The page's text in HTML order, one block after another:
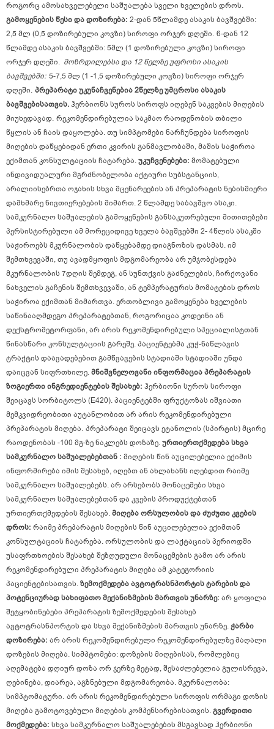
როგორც ამოსახველებელი საშუალება სველი ხველების დროს.
გამოყენების წესი და დოზირება: 2-დან 5წლამდე ასაკის ბავშვებში:
2,5 მლ (0,5 დოზირებული კოვზი) სიროფი ორჯერ დღეში. 6-დან 12
წლამდე ასაკის ბავშვებში: 5მლ (1 დოზირებული კოვზი) სიროფი
ორჯერ დღეში. მოზრდილებსა და 12 წელზე უფროსი ასაკის
ბავშვებში: 5-7,5 მლ (1 -1,5 დოზირებული კოვზი) სიროფი ორჯერ
დღეში. პრეპარატი უკუნაჩვენებია 2წელზე უმცროსი ასაკის
ბავშვებისათვის.ჰერბიონს სუროს სიროფს იღებენ საკვების მიღების
მიუხედავად. რეკომენდირებულია საკმაო რაოდენობის თბილი
წყლის ან ჩაის დაყოლება.თუ სიმპტომები ნარჩუნდება სიროფის
მიღების დაწყებიდან ერთი კვირის განმავლობაში, მაშის საჭიროა
ექიმთან კონსულტაციის ჩატარება.უკუჩვენებები: მომატებული
ინდივიდუალური მგრძნობელობა აქტიური სუბსტანციის,
არალიისებრთა ოჯახის სხვა მცენარეების ან პრეპარატის ნებისმიერი
დამხმარე ნივთიერებების მიმართ.2 წლამდე საბავშვო ასაკი.
სამკურნალო საშუალების გამოყენების განსაკუთრებული მითითებები
პერსისტირებული ამ მორეციდივე ხველა ბავშვებში 2- 4წლის ასაკში
საჭიროებს მკურნალობის დაწყებამდე დიაგნოზის დასმას. იმ
შემთხვევაში, თუ ავადმყოფის მდგომარეობა არ უმჯობესდება
მკურნალობის 7დღის შემდეგ, ან სუნთქვის გაძნელების, ჩირქოვანი
ნახველის გაჩენის შემთხვევაში, ან ტემპერატურის მომატების დროს
საჭიროა ექიმთან მიმართვა.ერთობლივი გამოყენება ხველების
საწინააღმდეგო პრეპარატებთან, როგორიცაა კოდეინი ან
დექსტრომეტორფანი, არ არის რეკომენდირებული სპეციალისტთან
წინასწარი კონსულტაციის გარეშე.პაციენტებმა კუჭ-ნაწლავის
ტრაქტის დაავადებებით გამწვავების სტადიაში სტადიაში უნდა
დაიცვან სიფრთხილე.მნიშვნელოვანი ინფორმაცია პრეპარატის
ზოგიერთი ინგრედიენტების შესახებ: ჰერბიონი სუროს სიროფი
შეიცავს სორბიტოლს (E420). პაციენტებში ფრუქტოზას იშვიათი
მემკვიდრეობითი აუტანლობით არ არის რეკომენდირებული
პრეპარატის მიღება. პრეპარატი შეიცავს ეტანოლის (სპირტის) მცირე
რაოდენობას -100 მგ-ზე ნაკლებს დოზაზე.ურთიერთქმედება სხვა
სამკურნალო საშუალებებთან : მიღების წინ აუცილებელია ექიმის
ინფორმირება იმის შესახებ, იღებთ ან ახლახანს იღებდით რაიმე
სამკურნალო საშუალებებს.არ არსებობს მონაცემები სხვა
სამკურნალო საშუალებებთან და კვების პროდუქტებთან
ურთიერთქმედების შესახებ.მიღება ორსულობის და ძუძუთი კვების
დროს: რაიმე პრეპარატის მიღების წინ აუცილებელია ექიმთან
კონსულტაციის ჩატარება.ორსულობის და ლაქტაციის პერიოდში
უსაფრთხოების შესახებ შეზღუდული მონაცემების გამო არ არის
რეკომენდირებული პრეპარატის მიღება ამ კატეგორიის
პაციენტებისათვის.ზემოქმედება ავტოტრასნპორტის ტარების და
პოტენციურად სახიფათო მექანიზმების მართვის უნარზე: არ ყოფილა
შეტყობინებები პრეპარატის ზემოქმედების შესახებ
ავტოტრასნპორტის და სხვა მექანიზმების მართვის უნარზე.ჭარბი
დოზირება: არ არის რეკომენდირებული რეკომენდირებულზე მაღალი
დოზების მიღება.სიმპტომები: დოზების მიღებისას, რომლებიც
აღემატება დღიურ დოზა ორ ჯერზე მეტად, შესაძლებელია გულისრევა,
ღებინება, დიარეა, აგზნებული მდგომარეობა.მკურნალობა:
სიმპტომატური. არ არის რეკომენდირებული სიროფის ორმაგი დოზის
მიღება გამოტოვებული მიღების კომპენსირებისათვის.გვერდითი
მოქმედება: სხვა სამკურნალო საშუალებების მსგავსად ჰერბიონი